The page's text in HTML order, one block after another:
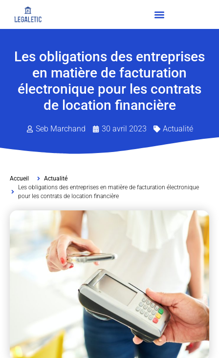
Les obligations des entreprises
en matière de facturation
électronique pour les contrats
de location financière
Seb Marchand 30 avril 2023 Actualité
Accueil
Actualité
Les obligations des entreprises en matière de facturation électronique
pour les contrats de location financière